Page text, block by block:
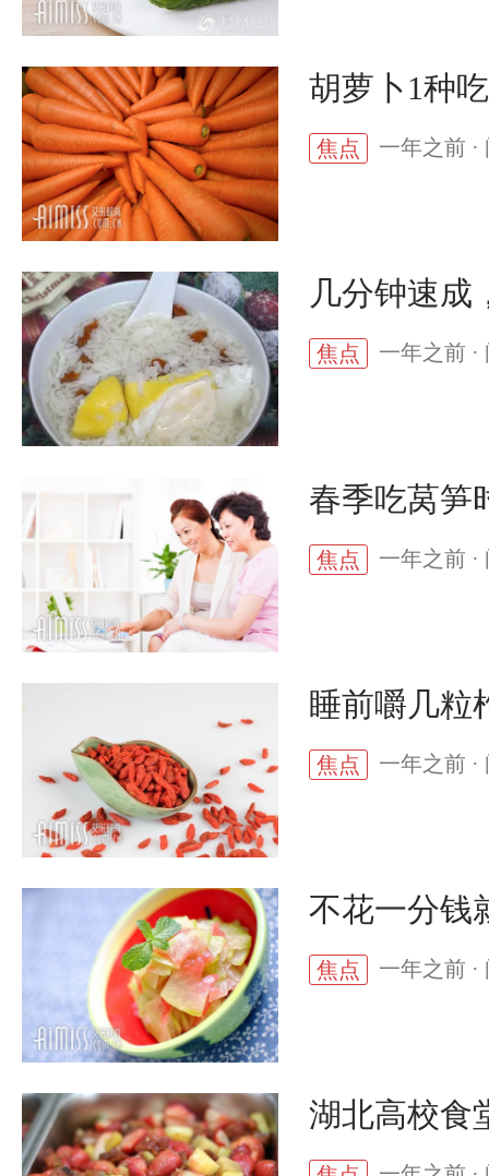
胡萝卜1种
焦点 一年之前 ·
几分钟速成
焦点 一年之前 ·
春季吃莴笋
焦点 一年之前 ·
睡前嚼几粒
焦点 一年之前 ·
不花一分钱
焦点 一年之前 ·
湖北高校食